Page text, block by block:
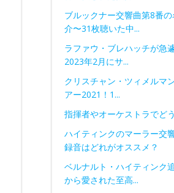
ブルックナー交響曲第8番
介〜31枚聴いた中...
ラファウ・ブレハッチが急遽
2023年2月にサ...
クリスチャン・ツィメルマ
アー2021！1...
指揮者やオーケストラでど
ハイティンクのマーラー交
録音はどれがオススメ？
ベルナルト・ハイティンク
から愛された至高...